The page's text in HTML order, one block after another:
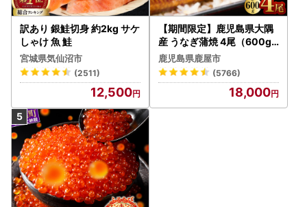
訳あり 銀鮭切身 約2kg サケ
しゃけ 魚 鮭
宮城県気仙沼市
(2511)
12,500
【期間限定】鹿児島県大隅
産 うなぎ蒲焼 4尾（600g
） KN007-004-04-cp18
うなぎ 鰻 魚 惣菜 総菜
鹿児島県鹿屋市
(5766)
18,000